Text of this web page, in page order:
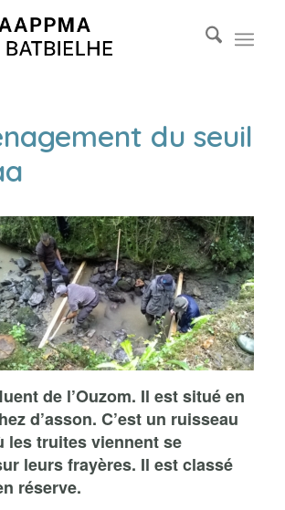
du seuil
de l’Ouzom. Il est situé en
d’asson. C’est un ruisseau
les truites viennent se
leurs frayères. Il est classé
réserve.